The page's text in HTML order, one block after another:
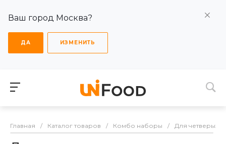
Ваш город Москва?
ДА ИЗМЕНИТЬ
Главная / Каталог товаров / Комбо наборы / Для четверых